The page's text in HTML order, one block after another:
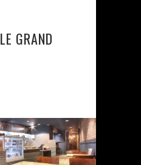
GRAND